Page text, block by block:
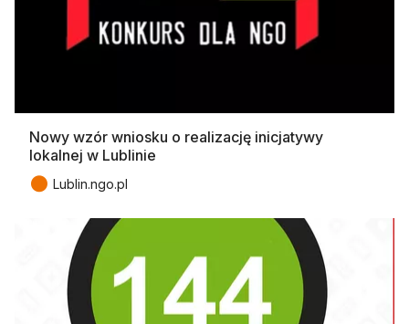
Nowy wzór wniosku o realizację inicjatywy
lokalnej w Lublinie
● Lublin.ngo.pl